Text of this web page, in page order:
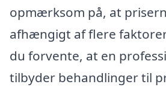
opmærksom på, at
afhængigt af flere
du forvente, at en
tilbyder behandlinger til